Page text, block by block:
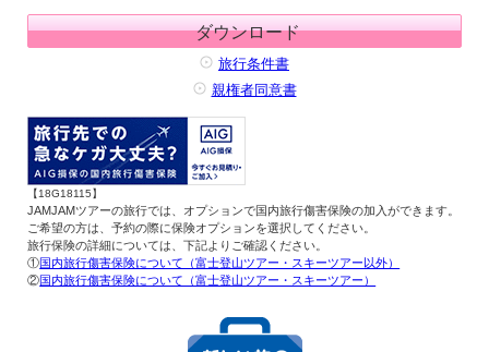
ダウンロード
旅行条件書
親権者同意書
【18G18115】
JAMJAMツアーの旅行では、オプションで国内旅行傷害保険の加入ができます。
ご希望の方は、予約の際に保険オプションを選択してください。
旅行保険の詳細については、下記よりご確認ください。
①国内旅行傷害保険について（富士登山ツアー・スキーツアー以外）
②国内旅行傷害保険について（富士登山ツアー・スキーツアー）